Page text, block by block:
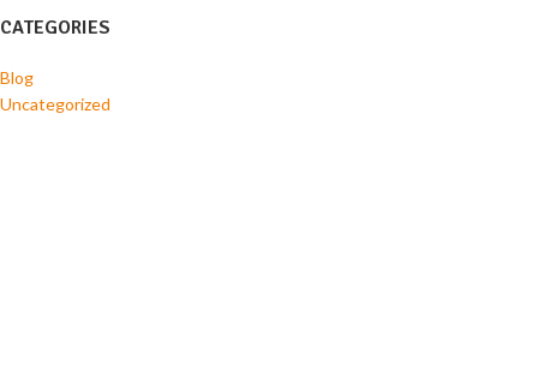
CATEGORIES
Blog
Uncategorized